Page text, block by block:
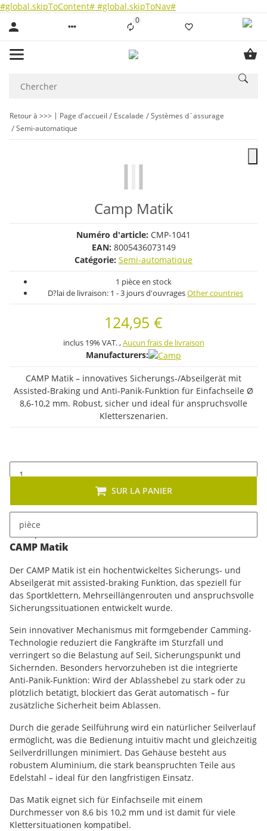
#global.skipToContent# #global.skipToNav#
0Liste ist leer
Retour à >>> Page d'accueil Escalade
Systèmes d`assurage
Semi-automatique
Camp Matik
Numéro d'article: CMP-1041
EAN: 8005436073149
Catégorie: Semi-automatique
1 pièce en stock
D?lai de livraison: 1 - 3 jours d'ouvragesOther countries
124,95 €
inclus 19% VAT. ,Aucun frais de livraison
Manufacturers:
CAMP Matik – innovatives Sicherungs‑/Abseilgerät mit
Assisted‑Braking und Anti‑Panik‑Funktion für Einfachseile Ø
8,6‑10,2 mm. Robust, sicher und ideal für anspruchsvolle
Kletter­szenarien.
pièce
SUR LA PANIER
Description
CAMP Matik
Der CAMP Matik ist ein hochentwickeltes Sicherungs- und
Abseilgerät mit assisted-braking Funktion, das speziell für
das Sportklettern, Mehrseillängenrouten und anspruchsvolle
Sicherungssituationen entwickelt wurde.
Sein innovativer Mechanismus mit formgebender Camming-
Technologie reduziert die Fangkräfte im Sturzfall und
verringert so die Belastung auf Seil, Sicherungspunkt und
Sichernden. Besonders hervorzuheben ist die integrierte
Anti-Panik-Funktion: Wird der Ablasshebel zu stark oder zu
plötzlich betätigt, blockiert das Gerät automatisch – für
zusätzliche Sicherheit beim Ablassen.
Durch die gerade Seilführung wird ein natürlicher Seilverlauf
ermöglicht, was die Bedienung intuitiv macht und gleichzeitig
Seilverdrillungen minimiert. Das Gehäuse besteht aus
robustem Aluminium, die stark beanspruchten Teile aus
Edelstahl – ideal für den langfristigen Einsatz.
Das Matik eignet sich für Einfachseile mit einem
Durchmesser von 8,6 bis 10,2 mm und ist damit für viele
Klettersituationen kompatibel.